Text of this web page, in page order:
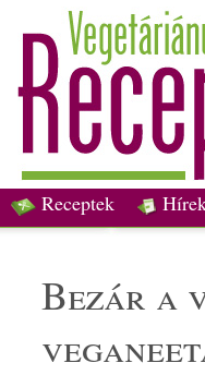
Receptek
bezár a
vega